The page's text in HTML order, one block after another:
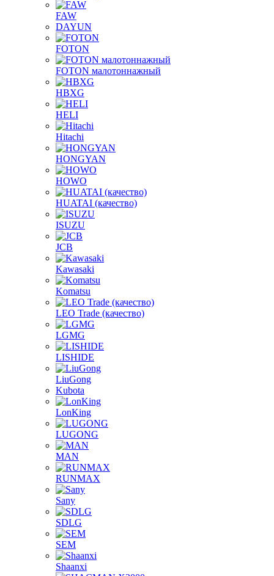
FAW
DAYUN
FOTON
FOTON малотоннажный
HBXG
HELI
Hitachi
HONGYAN
HOWO
HUATAI (качество)
ISUZU
JCB
Kawasaki
Komatsu
LEO Trade (качество)
LGMG
LISHIDE
LiuGong
Kubota
LonKing
LUGONG
MAN
RUNMAX
Sany
SDLG
SEM
Shaanxi